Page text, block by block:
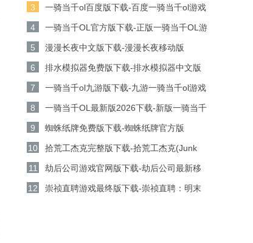
无限内购版v3.3.5安卓版下载
3
一骑当千ol百度版下载-百度一骑当千ol游戏
v2.4.3安卓版下载
4
一骑当千OL官方版下载-正版一骑当千OL游
戏 v2.4.3安卓版下载
5
漫漫长夜中文版下载-漫漫长夜移动版
v1.0.2android版下载
6
排水模拟器免费版下载-排水模拟器中文版
v0.5安卓版下载
7
一骑当千ol九游版下载-九游一骑当千ol游戏
v2.4.3安卓版下载
8
一骑当千OL最新版2026下载-新版一骑当千
OL游戏v2.4.3安卓版下载
9
蜘蛛纸牌免费版下载-蜘蛛纸牌官方版
v1.6.5安卓版下载
10
拾荒工杰克完整版下载-拾荒工杰克(Junk
Jack)v3.1.6安卓版下载
11
劫后公司游戏官网版下载-劫后公司最新移
动版v1.12.1安卓版下载
12
崇祯直聘游戏最终版下载-崇祯直聘：明末